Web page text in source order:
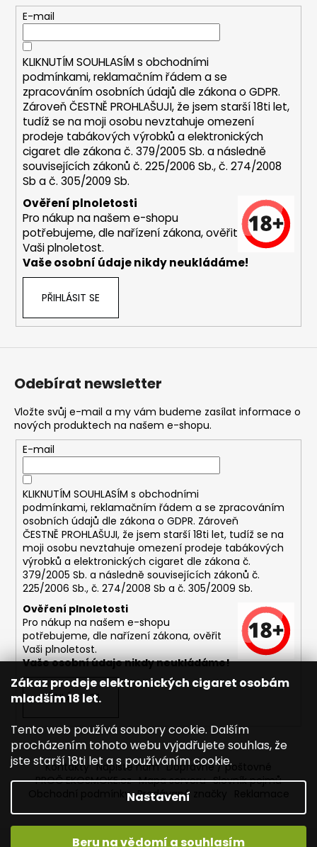
Zákaz prodeje elektronických cigaret osobám
mladším 18 let.
Tento web používá soubory cookie. Dalším
procházením tohoto webu vyjadřujete souhlas, že
jste starší 18ti let a s používáním cookie.
Nastavení
Beru na vědomí a souhlasím
HLEDAT
D
o
p
o
u
m
DESERT
11MG
Kč
Původně:
195
Kč
E-mail
KLIKNUTÍM SOUHLASÍM s obchodními
podmínkami,reklamačním řádem a se
zpracováním osobních údajů dle zákona oGDPR.
Zároveň ČESTNĚ PROHLAŠUJI, že jsem starší 18ti let,
tudíž se na moji osobu nevztahuje omezení
prodeje tabákových výrobků a elektronických
cigaret dle zákona č. 379/2005 Sb. a následně
souvisejících zákonů č. 225/2006 Sb., č. 274/2008
Sb a č. 305/2009 Sb.
Ověření plnoletosti
Pro nákup na našem e-shopu
potřebujeme, dle nařízení zákona, ověřit
Vaši plnoletost.
Vaše osobní údaje nikdy neukládáme!
PŘIHLÁSIT SE
Odebírat newsletter
Vložte svůj e-mail a my vám budeme zasílat informace o
nových produktech na našem e-shopu.
E-mail
KLIKNUTÍM SOUHLASÍM s obchodními
podmínkami, reklamačním řádem a se zpracováním
osobních údajů dle zákona o GDPR. Zároveň
ČESTNĚ PROHLAŠUJI, že jsem starší 18ti let, tudíž se na
moji osobu nevztahuje omezení prodeje tabákových
výrobků a elektronických cigaret dle zákona č.
379/2005 Sb. a následně souvisejících zákonů č.
225/2006 Sb., č. 274/2008 Sb a č. 305/2009 Sb.
Ověření plnoletosti
Pro nákup na našem e-shopu
potřebujeme, dle nařízení zákona, ověřit
Vaši plnoletost.
Vaše osobní údaje nikdy neukládáme!
PŘIHLÁSIT SE
Kontakty Napište nám Dopravné / poštovné
PROČ EKOSMOKE.cz Mapa serveru Slovník pojmů
Obchodní podmínky Prodávané značky
Vytvořil Shoptet